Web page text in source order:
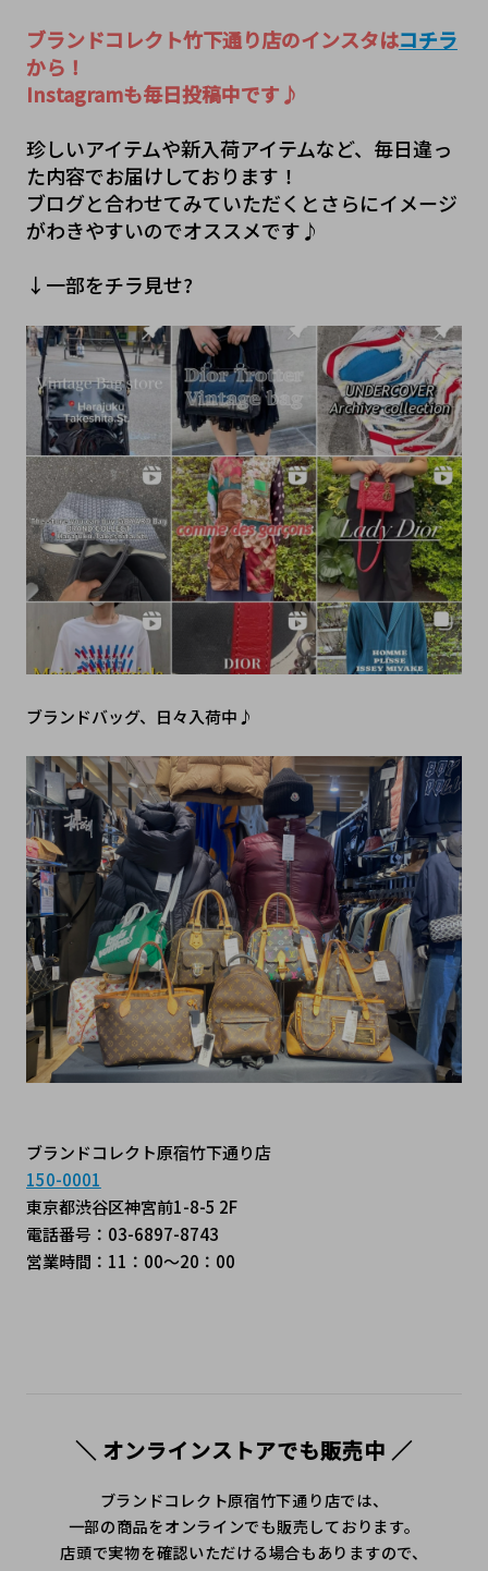
ブランドコレクト竹下通り店のインスタはコチラ
から！
Instagramも毎日投稿中です♪
珍しいアイテムや新入荷アイテムなど、毎日違っ
た内容でお届けしております！
ブログと合わせてみていただくとさらにイメージ
がわきやすいのでオススメです♪
↓一部をチラ見せ?
ブランドバッグ、日々入荷中♪
ブランドコレクト原宿竹下通り店
150-0001
東京都渋谷区神宮前1-8-5 2F
電話番号： 03-6897-8743
営業時間：11：00～20：00
＼ オンラインストアでも販売中 ／
ブランドコレクト原宿竹下通り店では、
一部の商品をオンラインでも販売しております。
店頭で実物を確認いただける場合もありますので、